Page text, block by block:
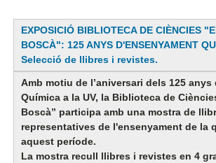
EXPOSICIÓ BIBLIOTECA DE CIÈNCIES
BOSCÀ": 125 ANYS D'ENSENYAMENT
Selecció de llibres i revistes.
Amb motiu de l’aniversari dels 125 anys
Química a la UV, la Biblioteca de
Boscà” participa amb una mostra de
representatives de l'ensenyament de la
aquest període.
La mostra recull llibres i revistes en 4